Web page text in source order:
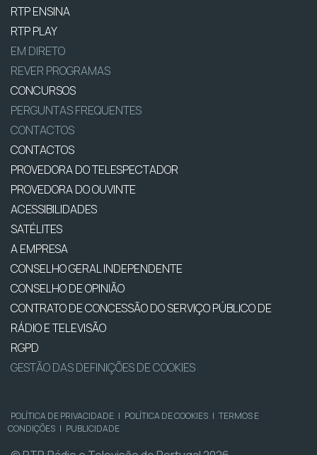
RTP ENSINA
RTP PLAY
EM DIRETO
REVER PROGRAMAS
CONCURSOS
PERGUNTAS FREQUENTES
CONTACTOS
CONTACTOS
PROVEDORA DO TELESPECTADOR
PROVEDORA DO OUVINTE
ACESSIBILIDADES
SATÉLITES
A EMPRESA
CONSELHO GERAL INDEPENDENTE
CONSELHO DE OPINIÃO
CONTRATO DE CONCESSÃO DO SERVIÇO PÚBLICO DE
RÁDIO E TELEVISÃO
RGPD
GESTÃO DAS DEFINIÇÕES DE COOKIES
POLÍTICA DE PRIVACIDADE | POLÍTICA DE COOKIES | TERMOS E
CONDIÇÕES | PUBLICIDADE